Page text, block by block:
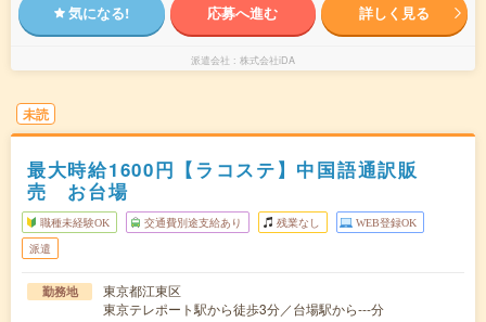
気になる! 応募へ進む 詳しく見る
派遣会社 株式会社iDA
未読
最大時給1600円【ラコステ】中国語通訳販
売 お台場
職種未経験OK 交通費別途支給あり 残業なし WEB登録OK
派遣
勤務地
東京都江東区
東京テレポート駅から徒歩3分／台場駅から---分